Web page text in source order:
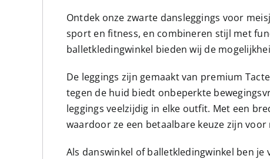
Ontdek onze zwarte dansleggings voor
sport en fitness, en combineren stijl met
balletkledingwinkel bieden wij de
De leggings zijn gemaakt van premium
tegen de huid biedt onbeperkte
leggings veelzijdig in elke outfit. Met een
waardoor ze een betaalbare keuze zijn
Als danswinkel of balletkledingwinkel ben